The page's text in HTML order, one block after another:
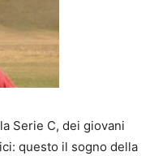
Serie C, dei giovani
questo il sogno della